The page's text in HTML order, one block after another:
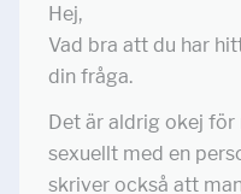
Hej,
Vad bra att du har
din fråga.
Det är aldrig okej
sexuellt med en
skriver också att